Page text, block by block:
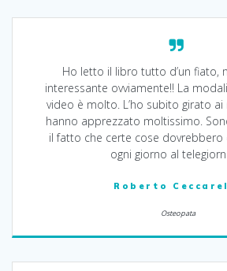
Ho letto il libro tutto d’un fiato,
interessante ovviamente!! La
video è molto. L’ho subito girato
hanno apprezzato moltissimo.
il fatto che certe cose dovrebbero
ogni giorno al
Roberto
Osteopata